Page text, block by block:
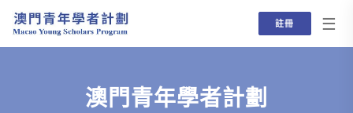
註冊 ☰
澳門青年學者計劃